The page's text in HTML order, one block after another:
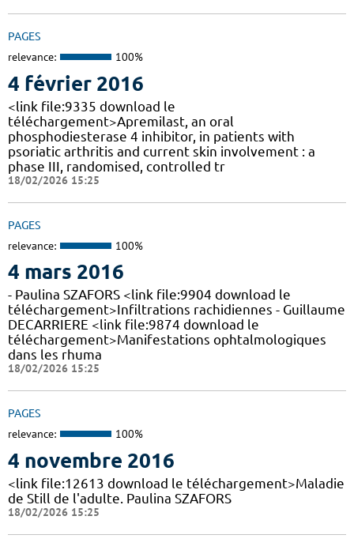
PAGES
relevance: 100%
4 février 2016
<link file:9335 download le
téléchargement>Apremilast, an oral
phosphodiesterase 4 inhibitor, in patients with
psoriatic arthritis and current skin involvement : a
phase III, randomised, controlled tr
18/02/2026 15:25
PAGES
relevance: 100%
4 mars 2016
- Paulina SZAFORS <link file:9904 download le
téléchargement>Infiltrations rachidiennes - Guillaume
DECARRIERE <link file:9874 download le
téléchargement>Manifestations ophtalmologiques
dans les rhuma
18/02/2026 15:25
PAGES
relevance: 100%
4 novembre 2016
<link file:12613 download le téléchargement>Maladie
de Still de l'adulte. Paulina SZAFORS
18/02/2026 15:25